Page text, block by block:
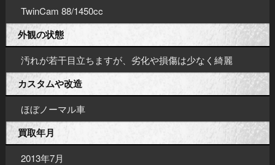
TwinCam 88/1450cc
外観の状態
汚れが若干目立ちますが、劣化や損傷は少なく綺麗
カスタムや改造
ほぼノーマル車
買取年月
2013年7月